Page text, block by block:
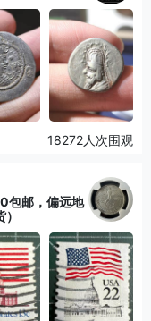
18272人次围观
包邮，偏远地